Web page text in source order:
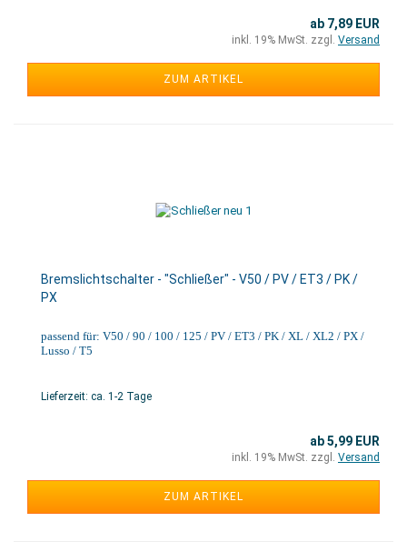
ab 7,89 EUR
inkl. 19% MwSt. zzgl. Versand
ZUM ARTIKEL
Bremslichtschalter - "Schließer" - V50 / PV / ET3 / PK /
PX
passend für: V50 / 90 / 100 / 125 / PV / ET3 / PK / XL / XL2 / PX /
Lusso / T5
Lieferzeit: ca. 1-2 Tage
ab 5,99 EUR
inkl. 19% MwSt. zzgl. Versand
ZUM ARTIKEL